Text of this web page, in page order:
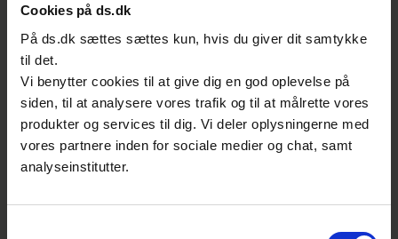
Cookies på ds.dk
På ds.dk sættes sættes kun, hvis du giver dit samtykke
til det.
Vi benytter cookies til at give dig en god oplevelse på
siden, til at analysere vores trafik og til at målrette vores
produkter og services til dig. Vi deler oplysningerne med
vores partnere inden for sociale medier og chat, samt
analyseinstitutter.
bidraget aktivt til at forankre indsatsen i
hele organisationen. Faktisk har
engagementet været så stort, at AP Pension
overvejer at etablere et medarbejderboard
for at styrke arbejdet yderligere.
Kunderne har også taget positivt imod
indsatsen. De viser stor interesse for AP